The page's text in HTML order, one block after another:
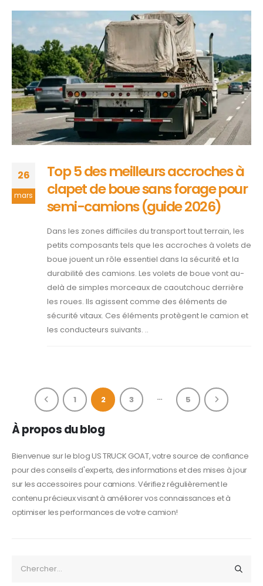
26
mars
Top 5 des meilleurs accroches à
clapet de boue sans forage pour
semi-camions (guide 2026)
Dans les zones difficiles du transport tout terrain, les
petits composants tels que les accroches à volets de
boue jouent un rôle essentiel dans la sécurité et la
durabilité des camions. Les volets de boue vont au-
delà de simples morceaux de caoutchouc derrière
les roues. Ils agissent comme des éléments de
sécurité vitaux. Ces éléments protègent le camion et
les conducteurs suivants. ..
1 2 3 … 5
À propos du blog
Bienvenue sur le blog US TRUCK GOAT, votre source de confiance
pour des conseils d'experts, des informations et des mises à jour
sur les accessoires pour camions. Vérifiez régulièrement le
contenu précieux visant à améliorer vos connaissances et à
optimiser les performances de votre camion!